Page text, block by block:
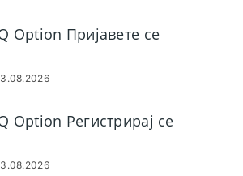
Option Пријавете се
Option Регистрирај се